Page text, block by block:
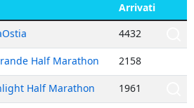
Arrivati
4432
Half Marathon 2158
Half Marathon 1961